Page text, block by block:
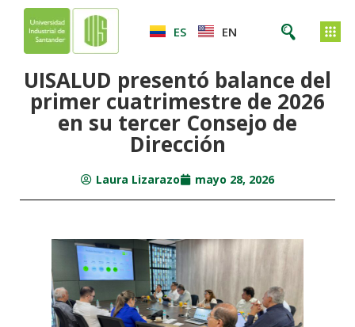
ES EN
UISALUD presentó balance del
primer cuatrimestre de 2026
en su tercer Consejo de
Dirección
Laura Lizarazo mayo 28, 2026